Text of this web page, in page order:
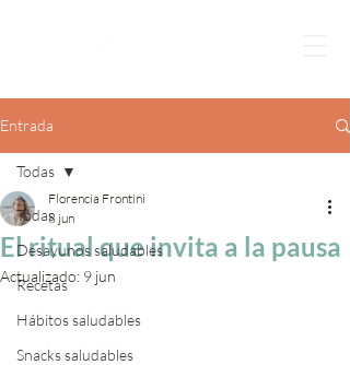
Entrada
Todas
Desayunos saludables
Recetas
Hábitos saludables
Snacks saludables
Todas
El ritual que invita a la pausa
Florencia Frontini
8 jun
Actualizado: 9 jun